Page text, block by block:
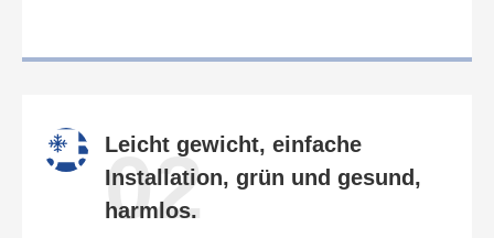
Leicht gewicht, einfache
Installation, grün und gesund,
harmlos.
02